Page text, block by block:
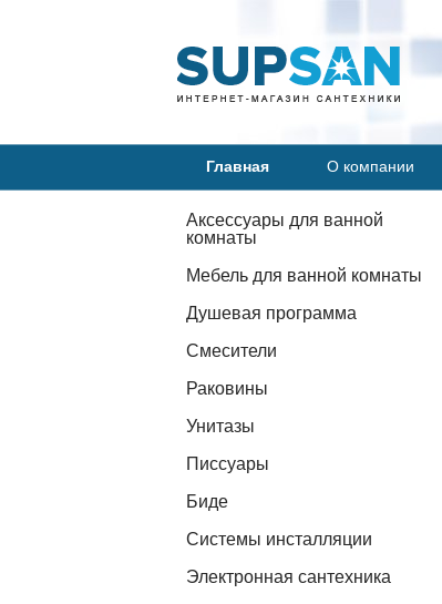
Главная О компании
Аксессуары для ванной
комнаты
Мебель для ванной комнаты
Душевая программа
Смесители
Раковины
Унитазы
Писсуары
Биде
Системы инсталляции
Электронная сантехника